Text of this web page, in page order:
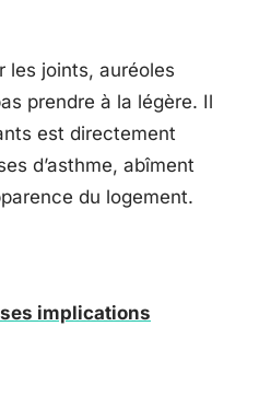
les joints, auréoles
prendre à la légère. Il
est directement
d’asthme, abîment
du logement.
implications